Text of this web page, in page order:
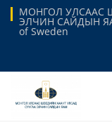
МОНГОЛ УЛСААС
ЭЛЧИН САЙДЫН
of Sweden